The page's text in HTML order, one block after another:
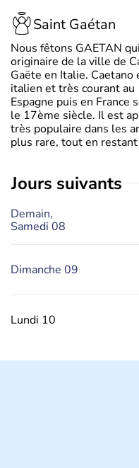
Saint Gaétan
Nous fêtons GAETAN
originaire de la ville de
Gaëte en Italie.
italien et très courant
Espagne puis en France
le 17ème siècle. Il est
très populaire dans les
plus rare, tout en
jours suivants
Demain,
Samedi 08
Dimanche 09
Lundi 10